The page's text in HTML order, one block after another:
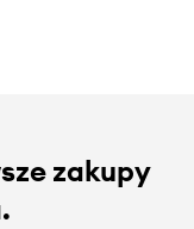
zakupy